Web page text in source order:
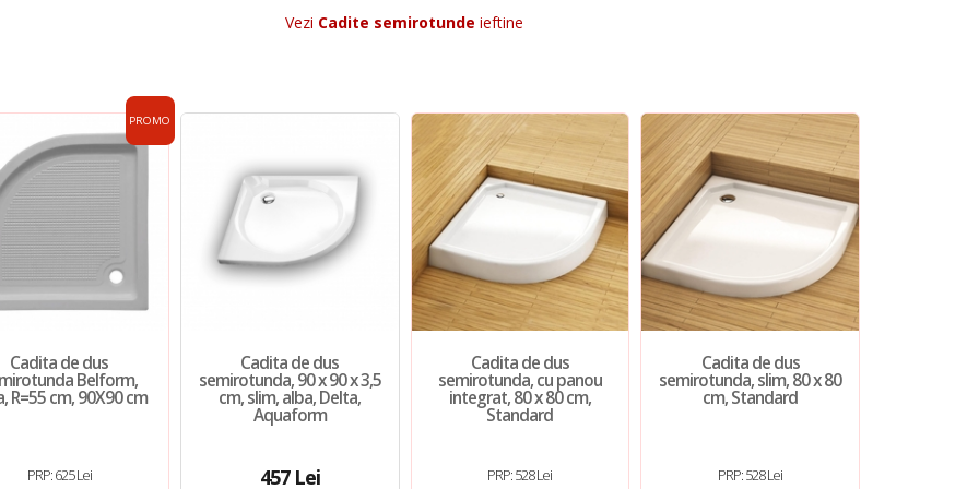
Vezi Cadite semirotunde ieftine
PROMO
Cadita de dus
Belform,
R=55 cm, 90X90 cm
PRP: 625 Lei
Cadita de dus
semirotunda, 90 x 90 x 3,5
cm, slim, alba, Delta,
Aquaform
457 Lei
Cadita de dus
semirotunda, cu panou
integrat, 80 x 80 cm,
Standard
PRP: 528 Lei
Cadita de dus
semirotunda, slim, 80 x 80
cm, Standard
PRP: 528 Lei